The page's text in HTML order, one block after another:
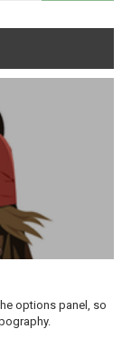
options panel, so